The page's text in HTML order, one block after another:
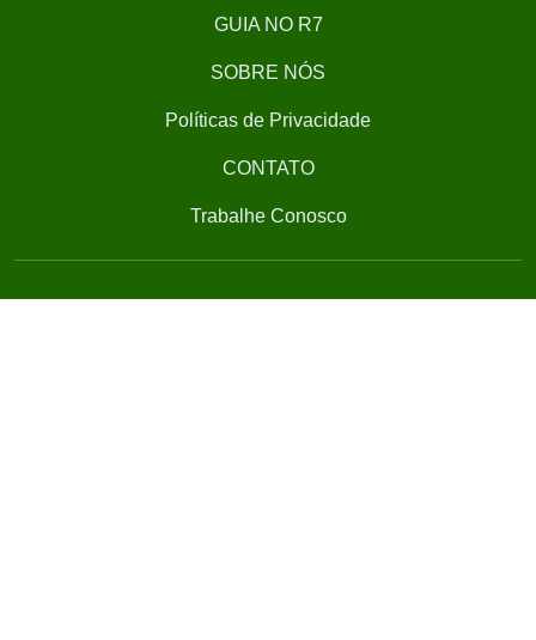
GUIA NO R7
SOBRE NÓS
Políticas de Privacidade
CONTATO
Trabalhe Conosco